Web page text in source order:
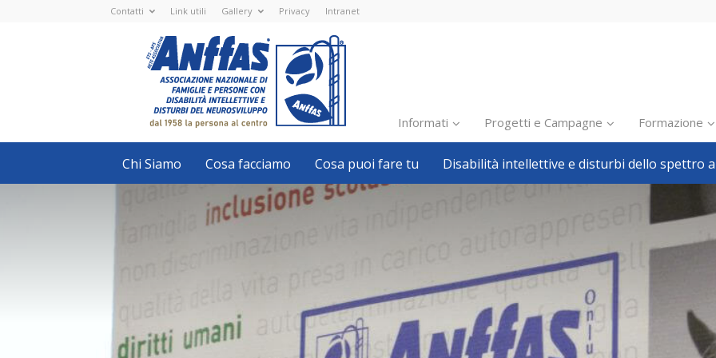
Contatti Link utili Gallery Privacy Intranet
Nazionale
ETS
-
APS
Associazione
Nazionale
di
Famiglie
e
con
disabilità
intellettive
neurosviluppo
Informati
Inclusione scolastica
Inclusione lavorativa
Politiche sociali
Pillole
Formazione
Avvisi, bandi
Welfare locale
Progetti e Campagne Formazione
Chi Siamo Cosa facciamo Cosa puoi fare tu Disabilità intellettive e disturbi dello spettro